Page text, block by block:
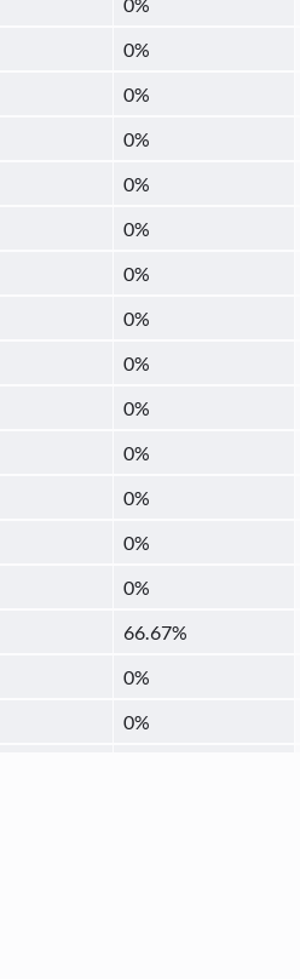
0%
0%
0%
0%
0%
0%
0%
0%
0%
0%
0%
0%
0%
66.67%
0%
0%